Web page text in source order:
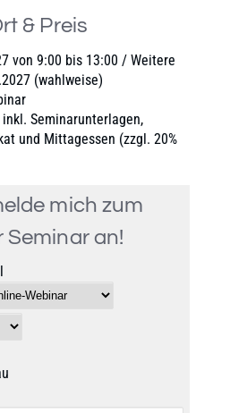
& Preis
von 9:00 bis 13:00 / Weitere
(wahlweise)
Seminarunterlagen,
und Mittagessen (zzgl. 20%
mich zum
Seminar an!